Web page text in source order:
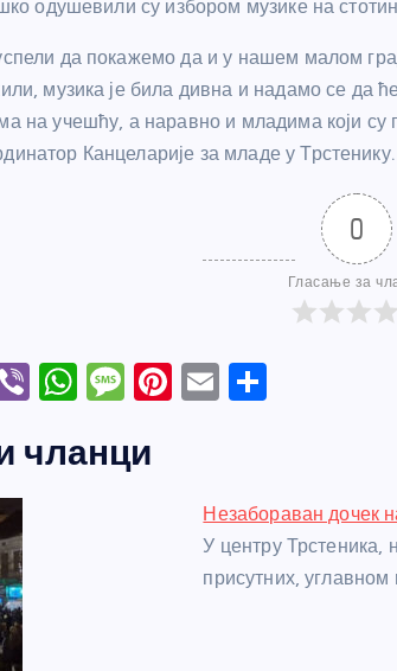
одушевили су избором музике на
да покажемо да и у нашем малом
музика је била дивна и надамо се да
на учешћу, а наравно и младима који су
Канцеларије за младе у Трстенику.
0
Гласање за
Vi
er
W
at
M
ss
Pi
st
E
чланци
Незабораван дочек
У центру Трстеника,
присутних,